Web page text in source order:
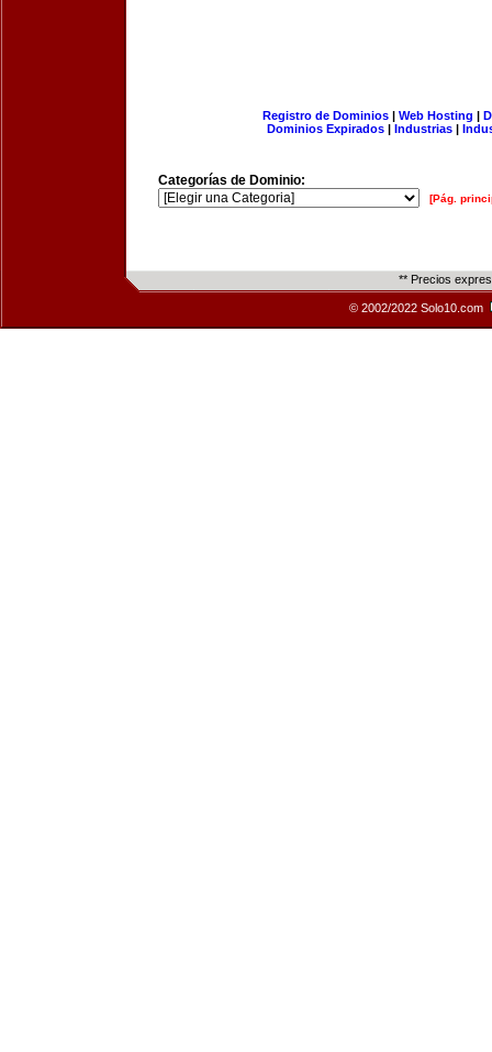
Registro de Dominios| Web Hosting |
Dominios Expirados | Industrias |
Categorías de Dominio:
[Pág.
** Precios
© 2002/2022 Solo10.com